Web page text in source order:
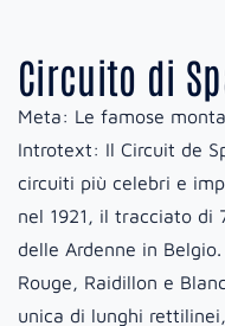
Circuito di
Meta: Le famose
Introtext: Il Circuit de
circuiti più celebri e
nel 1921, il tracciato di
delle Ardenne in
Rouge, Raidillon e
unica di lunghi